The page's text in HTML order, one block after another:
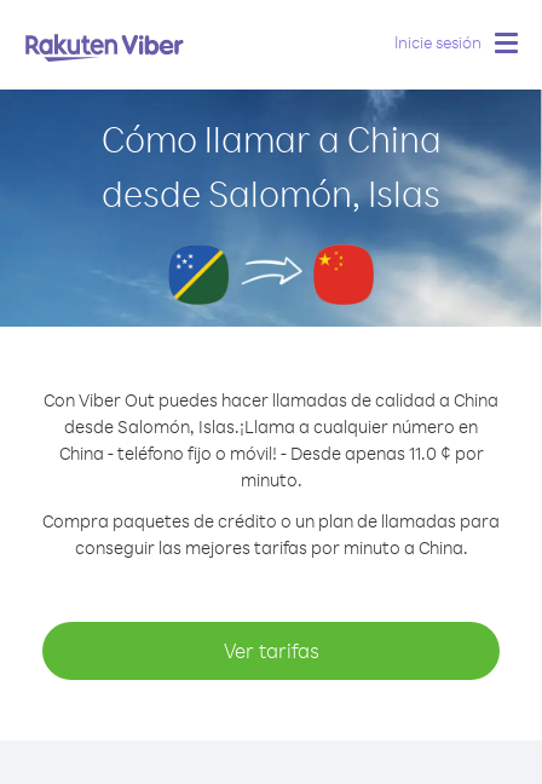
Inicie sesión
Cómo llamar a China
desde Salomón, Islas
Con Viber Out puedes hacer llamadas de calidad a China
desde Salomón, Islas.¡Llama a cualquier número en
China - teléfono fijo o móvil! - Desde apenas 11.0 ¢ por
minuto.
Compra paquetes de crédito o un plan de llamadas para
conseguir las mejores tarifas por minuto a China.
Ver tarifas